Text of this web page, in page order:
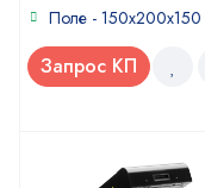
Поле - 150x200x150
Запрос КП